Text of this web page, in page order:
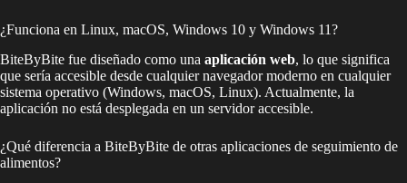
¿Funciona en Linux, macOS, Windows 10 y Windows 11?
BiteByBite fue diseñado como una aplicación web, lo que significa
que sería accesible desde cualquier navegador moderno en cualquier
sistema operativo (Windows, macOS, Linux). Actualmente, la
aplicación no está desplegada en un servidor accesible.
¿Qué diferencia a BiteByBite de otras aplicaciones de seguimiento de
alimentos?